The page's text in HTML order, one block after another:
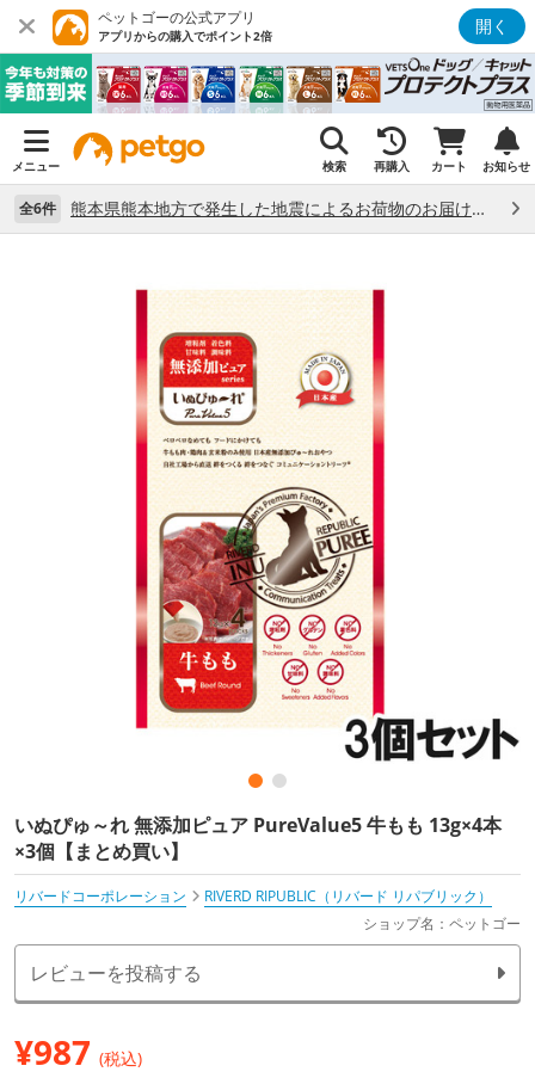
ペットゴーの公式アプリ
アプリからの購入でポイント2倍 開く
メニュー 検索 再購入 カート お知らせ
全6件 熊本県熊本地方で発生した地震によるお荷物のお届け状況について （7/28）
いぬぴゅ～れ 無添加ピュア PureValue5 牛もも 13g×4本
×3個【まとめ買い】
リバードコーポレーション
RIVERD RIPUBLIC（リバード リパブリック）
ショップ名：ペットゴー
レビューを投稿する
¥987 (税込)